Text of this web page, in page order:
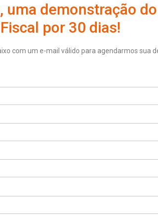
demonstração
Fiscal por 30 dias!
com um e-mail válido para agendarmos sua